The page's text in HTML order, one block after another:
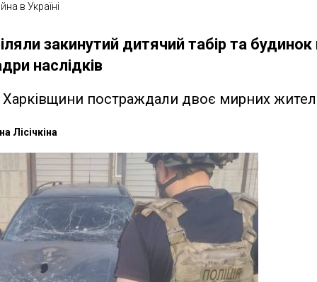
в Україні
закинутий дитячий табір та будинок
наслідків
Харківщини постраждали двоє мирних
Лісічкіна